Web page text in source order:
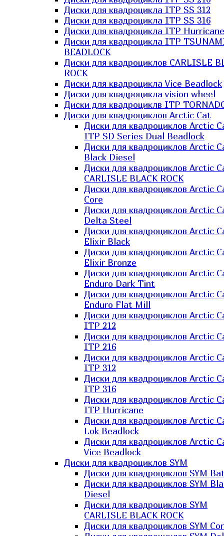
Диски для квадроцикла ITP SS 312
Диски для квадроцикла ITP SS 316
Диски для квадроцикла ITP Hurricane
Диски для квадроцикла ITP
BEADLOCK
Диски для квадроциклов CARLISLE
ROCK
Диски для квадроцикла Vice Beadlock
Диски для квадроцикла vision wheel
Диски для квадроциклв ITP
Диски для квадроциклов Arctic Cat
Диски для квадроциклов Arctic
ITP SD Series Dual Beadlock
Диски для квадроциклов Arctic
Black Diesel
Диски для квадроциклов Arctic
CARLISLE BLACK ROCK
Диски для квадроциклов Arctic
Core
Диски для квадроциклов Arctic
Delta Steel
Диски для квадроциклов Arctic
Elixir Black
Диски для квадроциклов Arctic
Elixir Bronze
Диски для квадроциклов Arctic
Enduro Dark Tint
Диски для квадроциклов Arctic
Enduro Flat Mill
Диски для квадроциклов Arctic
ITP 212
Диски для квадроциклов Arctic
ITP 216
Диски для квадроциклов Arctic
ITP 312
Диски для квадроциклов Arctic
ITP 316
Диски для квадроциклов Arctic
ITP Hurricane
Диски для квадроциклов Arctic
Lok Beadlock
Диски для квадроциклов Arctic
Vice Beadlock
Диски для квадроциклов SYM
Диски для квадроциклов SYM
Диски для квадроциклов SYM
Diesel
Диски для квадроциклов SYM
CARLISLE BLACK ROCK
Диски для квадроциклов SYM